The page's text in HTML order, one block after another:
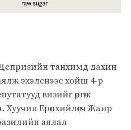
танхимд дахин
эхэлснээс хойш 4-р
визийг өргөж
Хуучин Ерөнхийлөгч Жаир
аялал